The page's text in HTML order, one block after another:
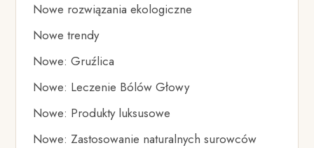
Nowe rozwiązania ekologiczne
Nowe trendy
Nowe: Gruźlica
Nowe: Leczenie Bólów Głowy
Nowe: Produkty luksusowe
Nowe: Zastosowanie naturalnych surowców